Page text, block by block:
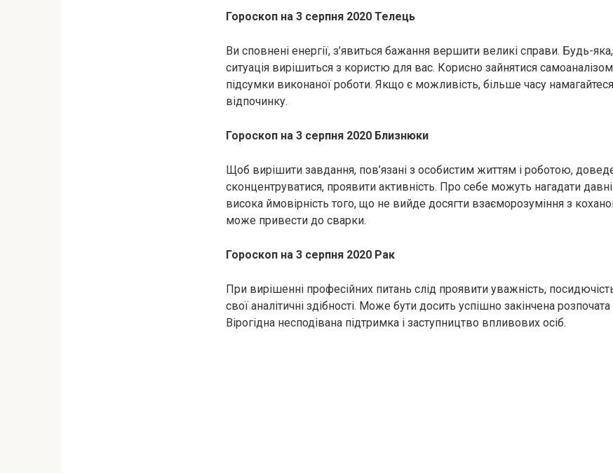
Гороскоп на 3 серпня 2020 Телець
Ви сповнені енергії, з’явиться бажання вершити великі справи. Будь-
ситуація вирішиться з користю для вас. Корисно зайнятися самоаналізом
підсумки виконаної роботи. Якщо є можливість, більше часу
відпочинку.
Гороскоп на 3 серпня 2020 Близнюки
Щоб вирішити завдання, пов’язані з особистим життям і роботою,
сконцентруватися, проявити активність. Про себе можуть нагадати
висока ймовірність того, що не вийде досягти взаєморозуміння з
може привести до сварки.
Гороскоп на 3 серпня 2020 Рак
При вирішенні професійних питань слід проявити уважність,
свої аналітичні здібності. Може бути досить успішно закінчена
Вірогідна несподівана підтримка і заступництво впливових осіб.